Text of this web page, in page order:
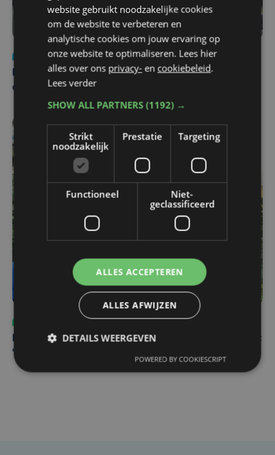
Nieuws
za 1 augustus | 22:36
Belgisch Solar Team met West-Vlamingen wint voor
eerst in VS
do 30 juli | 17:04
Karel Sabbe hervat recordpoging na ziekenhuisbezoek:
"Blij dat we niet hebben moeten stoppen"
website gebruikt noodzakelijke cookies
om de website te verbeteren en
analytische cookies om jouw ervaring op
onze website te optimaliseren. Lees hier
alles over ons privacy- en cookiebeleid.
Lees verder
SHOW ALL PARTNERS(1192) →
Strikt
noodzakelijk
Prestatie Targeting
Functioneel
Niet-
geclassificeerd
ALLES ACCEPTEREN
ALLES AFWIJZEN
DETAILS WEERGEVEN
POWERED BY COOKIESCRIPT